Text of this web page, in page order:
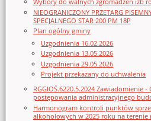
NIEOGRANICZONY PRZETARG
SPECJALNEGO STAR 200 PM 18P
Plan ogólny gminy
Uzgodnienia 16.02.2026
Uzgodnienia 13.05.2026
Uzgodnienia 29.05.2026
Projekt przekazany do uchwalenia
RGGIOŚ.6220.5.2024 Zawiadomienie
postępowania administracyjnego
Harmonogram kontroli punktów
alkoholowych w 2025 roku na terenie